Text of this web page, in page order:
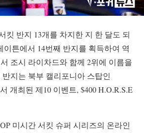
킷 반지 13개를 차지한 지 한 달도 되
이튼에서 14번째 반지를 획득하여 역
조시 라이차드와 함께 2위에 이름을
지는 북부 캘리포니아 스탑인
개최된 제10 이벤트, $400 H.O.R.S.E
미시간 서킷 슈퍼 시리즈의 온라인